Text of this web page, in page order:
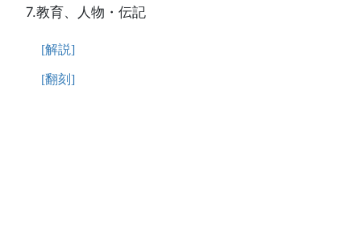
7.教育、人物・伝記